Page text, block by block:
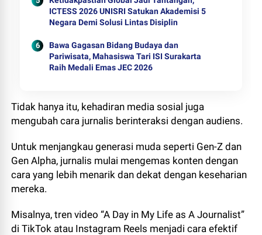
ICTESS 2026 UNISRI Satukan Akademisi 5
Negara Demi Solusi Lintas Disiplin
Bawa Gagasan Bidang Budaya dan
Pariwisata, Mahasiswa Tari ISI Surakarta
Raih Medali Emas JEC 2026
Tidak hanya itu, kehadiran media sosial juga
mengubah cara jurnalis berinteraksi dengan audiens.
Untuk menjangkau generasi muda seperti Gen-Z dan
Gen Alpha, jurnalis mulai mengemas konten dengan
cara yang lebih menarik dan dekat dengan keseharian
mereka.
Misalnya, tren video “A Day in My Life as A Journalist”
di TikTok atau Instagram Reels menjadi cara efektif